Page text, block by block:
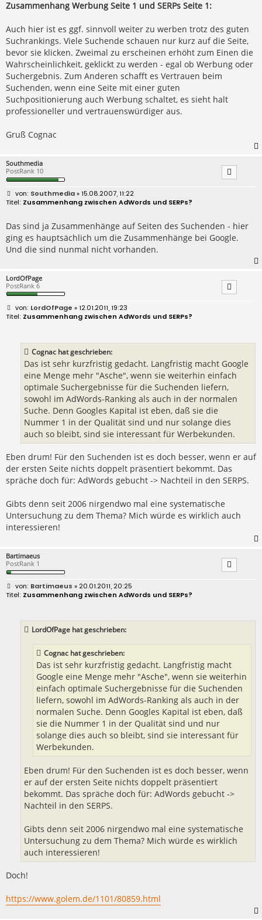
Zusammenhang Werbung Seite 1 und SERPs Seite 1:
Auch hier ist es ggf. sinnvoll weiter zu werben trotz des guten
Suchrankings. Viele Suchende schauen nur kurz auf die Seite,
bevor sie klicken. Zweimal zu erscheinen erhöht zum Einen die
Wahrscheinlichkeit, geklickt zu werden - egal ob Werbung oder
Suchergebnis. Zum Anderen schafft es Vertrauen beim
Suchenden, wenn eine Seite mit einer guten
Suchpositionierung auch Werbung schaltet, es sieht halt
professioneller und vertrauenswürdiger aus.
Gruß Cognac
Southmedia
PostRank 10
B
e
r
a
g
Southmedia» 15.08.2007, 11:22
Zusammenhang zwischen AdWords und SERPs?
Das sind ja Zusammenhänge auf Seiten des Suchenden - hier
ging es hauptsächlich um die Zusammenhänge bei Google.
Und die sind nunmal nicht vorhanden.
LordOfPage
PostRank 6
B
e
LordOfPage » 12.01.2011, 19:23
Zusammenhang zwischen AdWords und SERPs?
Cognac hat geschrieben:
Das ist sehr kurzfristig gedacht. Langfristig macht Google
eine Menge mehr "Asche", wenn sie weiterhin einfach
optimale Suchergebnisse für die Suchenden liefern,
sowohl im AdWords-Ranking als auch in der normalen
Suche. Denn Googles Kapital ist eben, daß sie die
Nummer 1 in der Qualität sind und nur solange dies
auch so bleibt, sind sie interessant für Werbekunden.
Eben drum! Für den Suchenden ist es doch besser, wenn er auf
der ersten Seite nichts doppelt präsentiert bekommt. Das
spräche doch für: AdWords gebucht -> Nachteil in den SERPS.
Gibts denn seit 2006 nirgendwo mal eine systematische
Untersuchung zu dem Thema? Mich würde es wirklich auch
interessieren!
Bartimaeus
PostRank 1
B
e
Bartimaeus » 20.01.2011, 20:25
Zusammenhang zwischen AdWords und SERPs?
LordOfPage hat geschrieben:
Cognac hat geschrieben:
Das ist sehr kurzfristig gedacht. Langfristig macht
Google eine Menge mehr "Asche", wenn sie weiterhin
einfach optimale Suchergebnisse für die Suchenden
liefern, sowohl im AdWords-Ranking als auch in der
normalen Suche. Denn Googles Kapital ist eben, daß
sie die Nummer 1 in der Qualität sind und nur
solange dies auch so bleibt, sind sie interessant für
Werbekunden.
Eben drum! Für den Suchenden ist es doch besser, wenn
er auf der ersten Seite nichts doppelt präsentiert
bekommt. Das spräche doch für: AdWords gebucht ->
Nachteil in den SERPS.
Gibts denn seit 2006 nirgendwo mal eine systematische
Untersuchung zu dem Thema? Mich würde es wirklich
auch interessieren!
Doch!
https://www.golem.de/1101/80859.html